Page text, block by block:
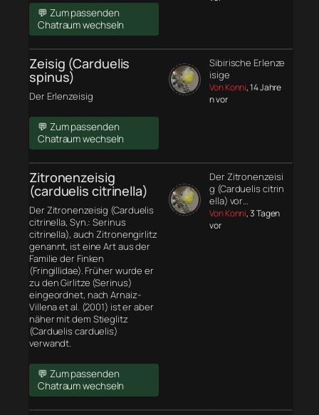
💬 Zum passenden
Chatraum wechseln
Zeisig (Carduelis
spinus)
Der Erlenzeisig
💬 Zum passenden
Chatraum wechseln
Sibirische Erlenze
isige
Von Konni, 14 Jahre
n vor
Zitronenzeisig
(carduelis citrinella)
Der Zitronenzeisig (Carduelis
citrinella, Syn.: Serinus
citrinella), auch Zitronengirlitz
genannt, ist eine Art aus der
Familie der Finken
(Fringillidae). Früher wurde er
zu den Girlitze (Serinus)
eingeordnet, nach Arnaiz-
Villena et al. (2001) ist er aber
näher mit dem Stieglitz
(Carduelis carduelis)
verwandt.
💬 Zum passenden
Chatraum wechseln
Der Zitronenzeisi
g (Carduelis citrin
ella) vor…
Von Konni, 3 Tagen
vor